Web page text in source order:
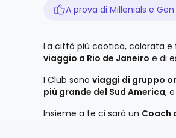
A prova di Millenials e Gen
La città più caotica, colorata e
viaggio a Rio de Janeiro e di
I Club sono viaggi di gruppo
più grande del Sud America,
Insieme a te ci sarà un Coach